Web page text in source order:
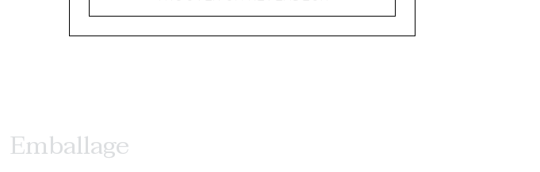
Emballage